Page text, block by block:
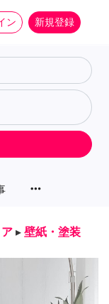
ン 新規登録
more_horiz
▸ 壁紙・塗装